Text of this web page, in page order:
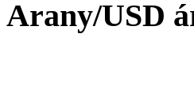
Arany/USD